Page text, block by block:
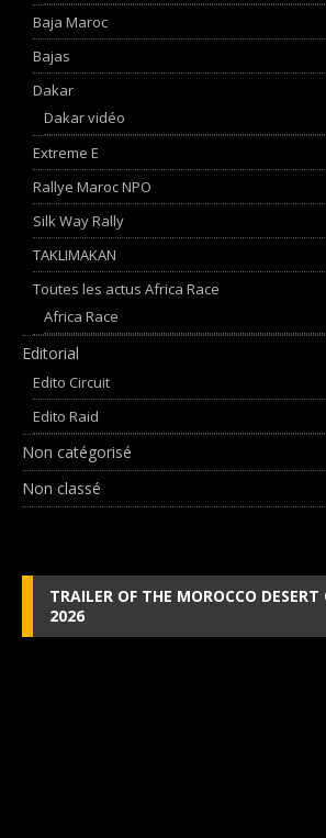
Baja Maroc
Bajas
Dakar
Dakar vidéo
Extreme E
Rallye Maroc NPO
Silk Way Rally
TAKLIMAKAN
Toutes les actus Africa Race
Africa Race
Editorial
Edito Circuit
Edito Raid
Non catégorisé
Non classé
TRAILER OF THE MOROCCO DESERT
2026